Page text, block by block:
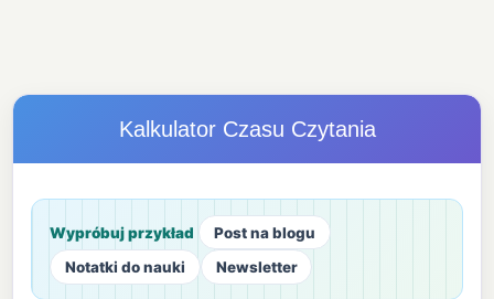
Kalkulator Czasu Czytania
Wypróbuj przykład
Post na blogu
Notatki do nauki
Newsletter